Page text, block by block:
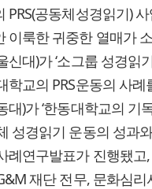
PRS(공동체성경읽기)
이룩한 귀중한 열매가
신대)가 ‘소그룹 성경읽
학교의 PRS운동의 사
대)가 ‘한동대학교의 기
성경읽기 운동의 성과
례연구발표가 진행됐고
재단 전무, 문화심리